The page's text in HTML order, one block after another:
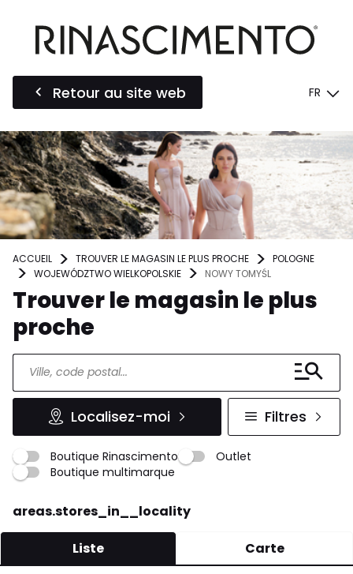
Retour au site web FR
ACCUEIL TROUVER LE MAGASIN LE PLUS PROCHE
POLOGNE
WOJEWÓDZTWO WIELKOPOLSKIE
NOWY TOMYŚL
Trouver le magasin le plus
proche
Localisez-moi Filtres
Boutique Rinascimento
Outlet
Boutique multimarque
areas.stores_in__locality
Liste Carte